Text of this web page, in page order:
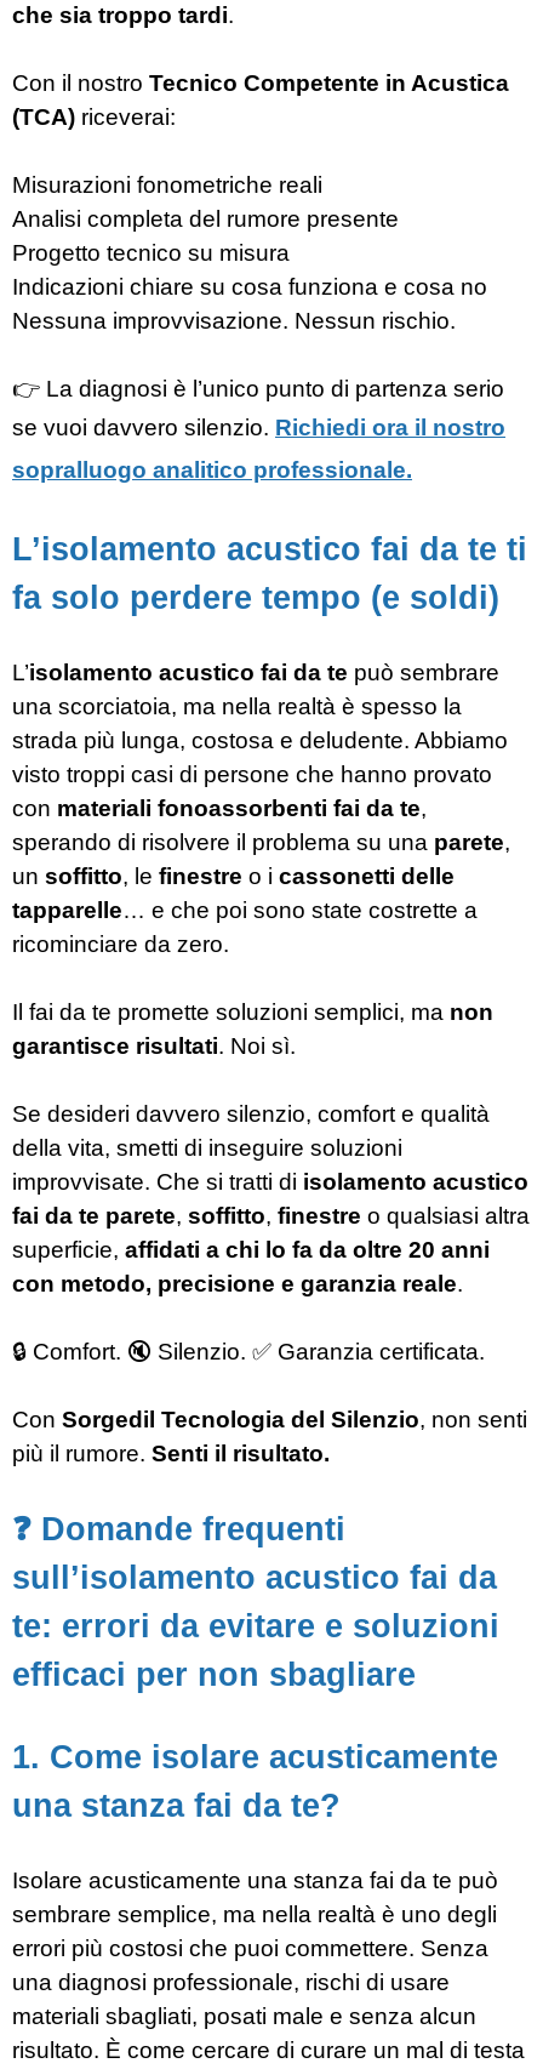
che sia troppo tardi.
Con il nostro Tecnico Competente in Acustica
(TCA) riceverai:
Misurazioni fonometriche reali
Analisi completa del rumore presente
Progetto tecnico su misura
Indicazioni chiare su cosa funziona e cosa no
Nessuna improvvisazione. Nessun rischio.
👉 La diagnosi è l’unico punto di partenza serio
se vuoi davvero silenzio. Richiedi ora il nostro
sopralluogo analitico professionale.
L’isolamento acustico fai da te ti
fa solo perdere tempo (e soldi)
L’isolamento acustico fai da te può sembrare
una scorciatoia, ma nella realtà è spesso la
strada più lunga, costosa e deludente. Abbiamo
visto troppi casi di persone che hanno provato
con materiali fonoassorbenti fai da te,
sperando di risolvere il problema su una parete,
un soffitto, le finestre o i cassonetti delle
tapparelle… e che poi sono state costrette a
ricominciare da zero.
Il fai da te promette soluzioni semplici, ma non
garantisce risultati. Noi sì.
Se desideri davvero silenzio, comfort e qualità
della vita, smetti di inseguire soluzioni
improvvisate. Che si tratti di isolamento acustico
fai da te parete, soffitto, finestre o qualsiasi altra
superficie, affidati a chi lo fa da oltre 20 anni
con metodo, precisione e garanzia reale.
🔒 Comfort. 🔇 Silenzio. ✅ Garanzia certificata.
Con Sorgedil Tecnologia del Silenzio, non senti
più il rumore. Senti il risultato.
❓ Domande frequenti
sull’isolamento acustico fai da
te: errori da evitare e soluzioni
efficaci per non sbagliare
1. Come isolare acusticamente
una stanza fai da te?
Isolare acusticamente una stanza fai da te può
sembrare semplice, ma nella realtà è uno degli
errori più costosi che puoi commettere. Senza
una diagnosi professionale, rischi di usare
materiali sbagliati, posati male e senza alcun
risultato. È come cercare di curare un mal di testa